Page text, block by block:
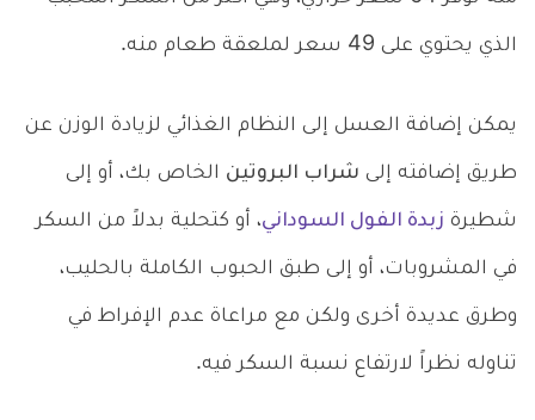
الذي يحتوي على 49 سعر لملعقة طعام منه.
يمكن إضافة العسل إلى النظام الغذائي لزيادة الوزن عن
طريق إضافته إلى شراب البروتين الخاص بك، أو إلى
شطيرة زبدة الفول السوداني، أو كتحلية بدلاً من السكر
في المشروبات، أو إلى طبق الحبوب الكاملة بالحليب،
وطرق عديدة أخرى ولكن مع مراعاة عدم الإفراط في
تناوله نظراً لارتفاع نسبة السكر فيه.